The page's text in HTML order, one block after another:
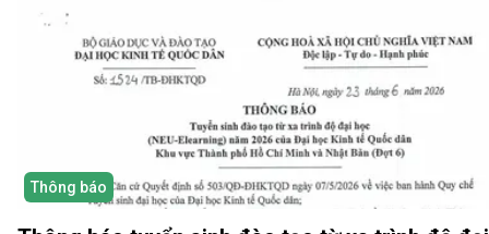
Thông báo